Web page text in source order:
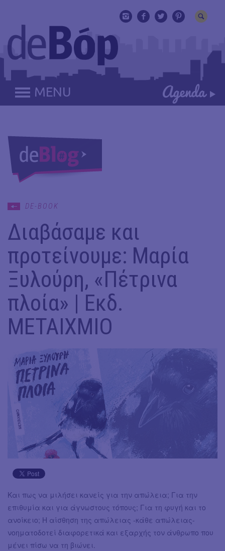
MENU
DE-BOOK
Διαβάσαμε και
προτείνουμε: Μαρία
Ξυλούρη, «Πέτρινα
πλοία» | Εκδ.
ΜΕΤΑΙΧΜΙΟ
Και πως να μιλήσει κανείς για την απώλεια; Για την
επιθυμία και για άγνωστους τόπους; Για τη φυγή και το
ανοίκειο; Η αίσθηση της απώλειας -κάθε απώλειας-
νοηματοδοτεί διαφορετικά και εξαρχής τον άνθρωπο που
μένει πίσω να τη βιώνει.